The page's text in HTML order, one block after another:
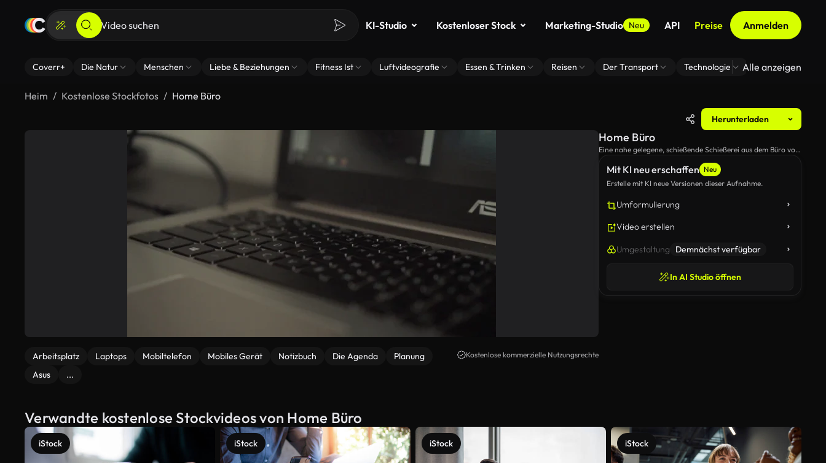
KI-Studio Kostenloser Stock Marketing-Studio Neu API Preise Anmelden
Coverr+ Die Natur Menschen Liebe & Beziehungen Fitness Ist Luftvideografie Essen & Trinken Reisen Der Transport Technologie Zoom Virtuelle
Alle anzeigen
Heim Kostenlose Stockfotos Home Büro
Herunterladen
Arbeitsplatz Laptops Mobiltelefon Mobiles Gerät Notizbuch Die Agenda
Planung
Asus
...
Kostenlose kommerzielle Nutzungsrechte
Mit KI neu erschaffen Neu
Erstelle mit KI neue Versionen dieser Aufnahme.
Umformulierung
Video erstellen
Umgestaltung Demnächst verfügbar
In AI Studio öffnen
Home Büro
Eine nahe gelegene, schießende Schießerei aus dem Büro von
Verwandte kostenlose Stockvideos von Home Büro
iStock iStock iStock iStock